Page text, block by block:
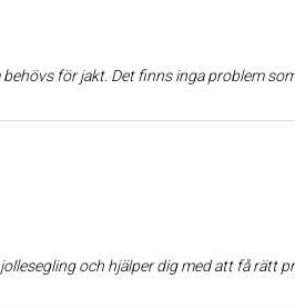
man får garanterat ett leende på köpet. Jag har aldrig varit missnöjd med ett köp hos Kjell och
och hjälper dig med att få rätt